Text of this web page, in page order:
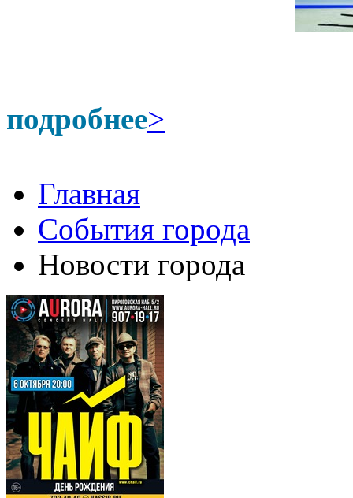
подробнее>
Главная
События города
Новости города